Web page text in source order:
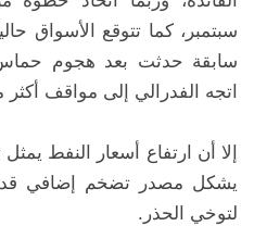
سبتمبر، كما تتوقع الأسواق
اتجه الفدرالي إلى مواقف أكثر
إلا أن ارتفاع أسعار النفط يمثل
يشكل مصدر تضخم إضافي قد
لتوخي الحذر.